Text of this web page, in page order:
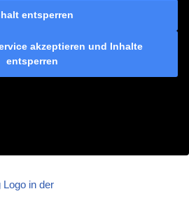
entsperren
akzeptieren und Inhalte
entsperren